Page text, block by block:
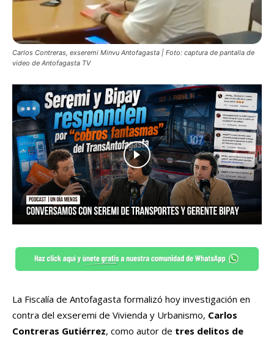
Carlos Contreras, exseremi Minvu Antofagasta | Foto: captura de pantalla de
video de Antofagasta TV
La Fiscalía de Antofagasta formalizó hoy investigación en
contra del exseremi de Vivienda y Urbanismo, Carlos
Contreras Gutiérrez, como autor de tres delitos de